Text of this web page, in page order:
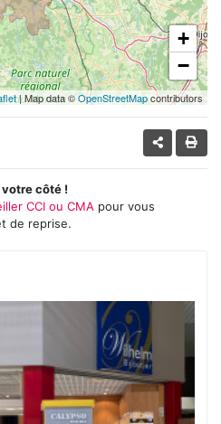
+
−
| Map data ©OpenStreetMapcontributors
côté !
CCI ou CMA pour vous
de reprise.